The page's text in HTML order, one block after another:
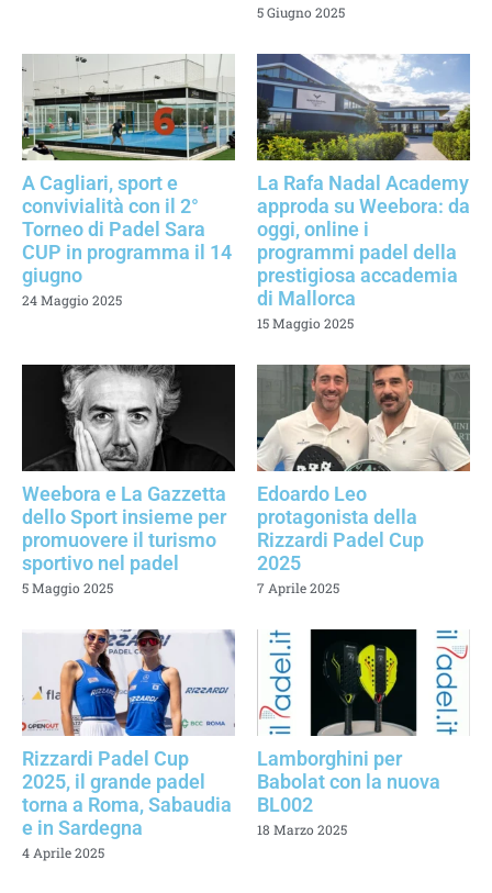
5 Giugno 2025
A Cagliari, sport e
convivialità con il 2°
Torneo di Padel Sara
CUP in programma il 14
giugno
24 Maggio 2025
La Rafa Nadal Academy
approda su Weebora: da
oggi, online i
programmi padel della
prestigiosa accademia
di Mallorca
15 Maggio 2025
Weebora e La Gazzetta
dello Sport insieme per
promuovere il turismo
sportivo nel padel
5 Maggio 2025
Edoardo Leo
protagonista della
Rizzardi Padel Cup
2025
7 Aprile 2025
Rizzardi Padel Cup
2025, il grande padel
torna a Roma, Sabaudia
e in Sardegna
4 Aprile 2025
Lamborghini per
Babolat con la nuova
BL002
18 Marzo 2025